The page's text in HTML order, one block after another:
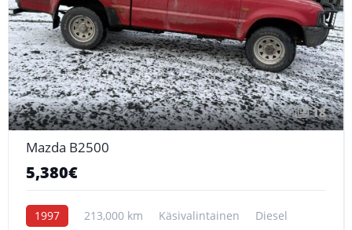
18
Mazda B2500
5,380€
1997 213,000 km Käsivalintainen Diesel